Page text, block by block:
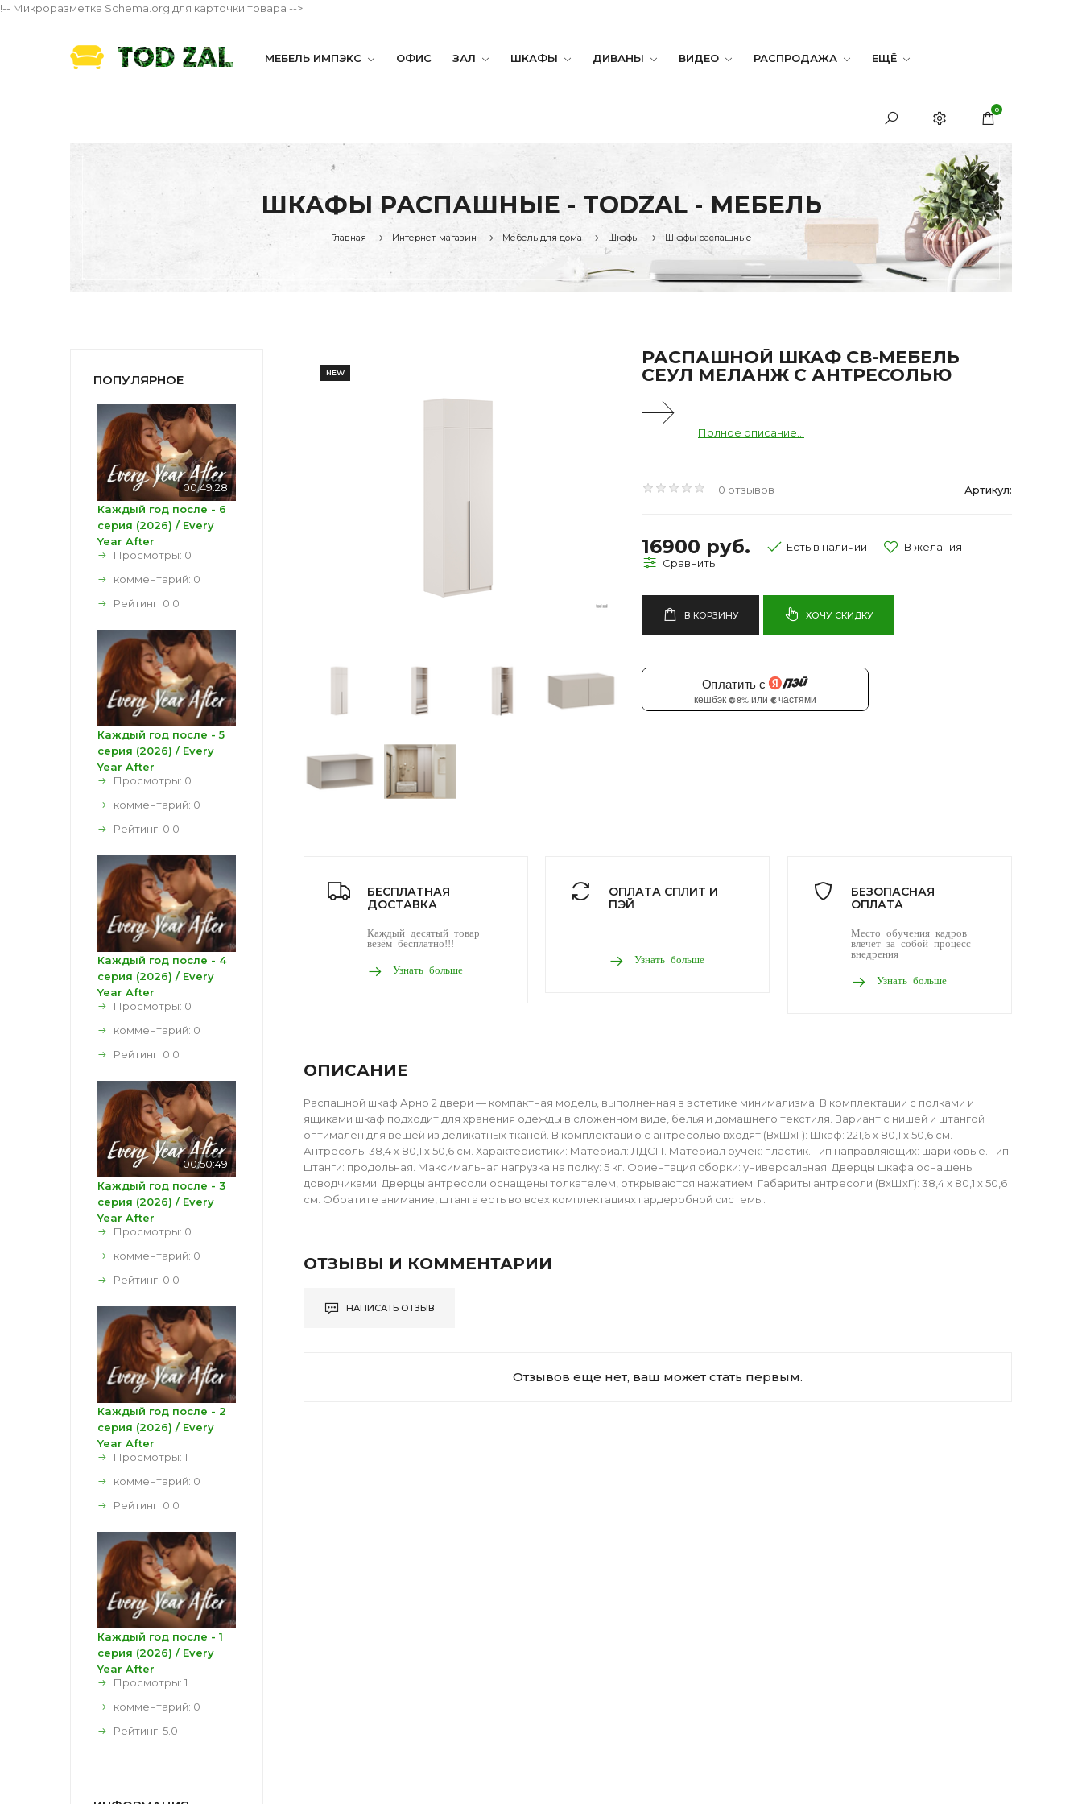
!-- Микроразметка Schema.org для карточки товара -->
МЕБЕЛЬ ИМПЭКС ОФИС ЗАЛ ШКАФЫ ДИВАНЫ ВИДЕО РАСПРОДАЖА ЕЩЁ
0
ШКАФЫ РАСПАШНЫЕ - TODZAL - МЕБЕЛЬ
Главная Интернет-магазин Мебель для дома Шкафы Шкафы распашные
NEW
РАСПАШНОЙ ШКАФ СВ-МЕБЕЛЬ
СЕУЛ МЕЛАНЖ С АНТРЕСОЛЬЮ
Полное описание...
0 отзывов Артикул:
16900 руб. Есть в наличии
В КОРЗИНУ ХОЧУ СКИДКУ
БЕСПЛАТНАЯ
ДОСТАВКА
Каждый десятый товар
везём бесплатно!!!
Узнать больше
ОПЛАТА СПЛИТ И
ПЭЙ
Узнать больше
БЕЗОПАСНАЯ
ОПЛАТА
Место обучения кадров
влечет за собой процесс
внедрения
Узнать больше
ОПИСАНИЕ
Распашной шкаф Арно 2 двери — компактная модель, выполненная в эстетике минимализма. В комплектации с полками и
ящиками шкаф подходит для хранения одежды в сложенном виде, белья и домашнего текстиля. Вариант с нишей и штангой
оптимален для вещей из деликатных тканей. В комплектацию с антресолью входят (ВхШхГ): Шкаф: 221,6 х 80,1 х 50,6 см.
Антресоль: 38,4 х 80,1 х 50,6 см. Характеристики: Материал: ЛДСП. Материал ручек: пластик. Тип направляющих: шариковые. Тип
штанги: продольная. Максимальная нагрузка на полку: 5 кг. Ориентация сборки: универсальная. Дверцы шкафа оснащены
доводчиками. Дверцы антресоли оснащены толкателем, открываются нажатием. Габариты антресоли (ВхШхГ): 38,4 х 80,1 х 50,6
см. Обратите внимание, штанга есть во всех комплектациях гардеробной системы.
ОТЗЫВЫ И КОММЕНТАРИИ
НАПИСАТЬ ОТЗЫВ
Отзывов еще нет, ваш может стать первым.
ПОПУЛЯРНОЕ
00:49:28
Каждый год после - 6
серия (2026) / Every
Year After
Просмотры: 0
комментарий: 0
Рейтинг: 0.0
Каждый год после - 5
серия (2026) / Every
Year After
Просмотры: 0
комментарий: 0
Рейтинг: 0.0
Каждый год после - 4
серия (2026) / Every
Year After
Просмотры: 0
комментарий: 0
Рейтинг: 0.0
00:50:49
Каждый год после - 3
серия (2026) / Every
Year After
Просмотры: 0
комментарий: 0
Рейтинг: 0.0
Каждый год после - 2
серия (2026) / Every
Year After
Просмотры: 1
комментарий: 0
Рейтинг: 0.0
Каждый год после - 1
серия (2026) / Every
Year After
Просмотры: 1
комментарий: 0
Рейтинг: 5.0